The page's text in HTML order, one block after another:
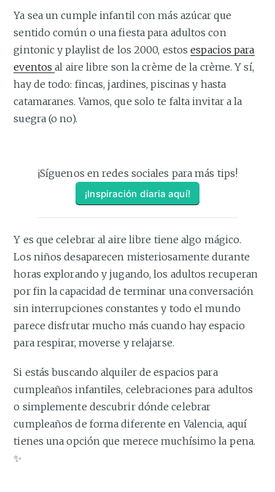
Ya sea un cumple infantil con más azúcar que
sentido común o una fiesta para adultos con
gintonic y playlist de los 2000, estosespacios para
eventosal aire libre son la crème de la crème. Y sí,
hay de todo: fincas, jardines, piscinas y hasta
catamaranes. Vamos, que solo te falta invitar a la
suegra (o no).
¡Síguenos en redes sociales para más tips!
¡Inspiración diaria aquí!
Y es que celebrar al aire libre tiene algo mágico.
Los niños desaparecen misteriosamente durante
horas explorando y jugando, los adultos recuperan
por fin la capacidad de terminar una conversación
sin interrupciones constantes y todo el mundo
parece disfrutar mucho más cuando hay espacio
para respirar, moverse y relajarse.
Si estás buscando alquiler de espacios para
cumpleaños infantiles, celebraciones para adultos
o simplemente descubrir dónde celebrar
cumpleaños de forma diferente en Valencia, aquí
tienes una opción que merece muchísimo la pena.
✨